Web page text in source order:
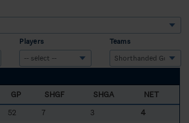
Players Teams
GP SHGF SHGA
NET
52 7 3
4